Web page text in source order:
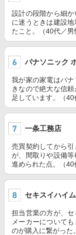
設計の段階から細
に迷うときは建設
たこと。（40代／男
パナソニック
我が家の家電はパ
きなので絶大な信
足しています。（40
一条工務店
売買契約してから
が、間取りや設備
進められた点。（40
セキスイハイム
担当営業の方が、
メーカーについて
のが購入に繋がった